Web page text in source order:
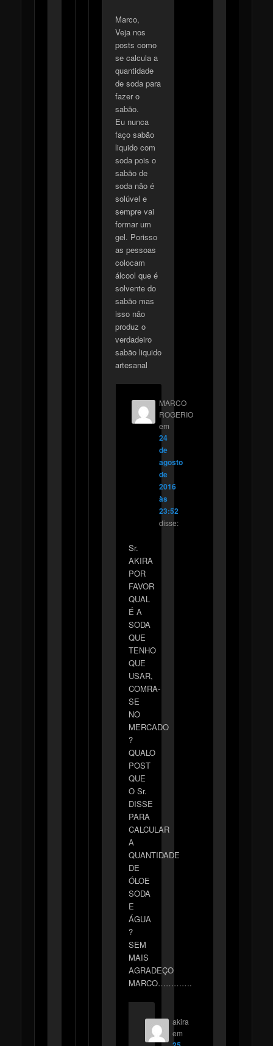
Marco,
Veja nos
posts como
se calcula a
quantidade
de soda para
fazer o
sabão.
Eu nunca
faço sabão
liquido com
soda pois o
sabão de
soda não é
solúvel e
sempre vai
formar um
gel. Porisso
as pessoas
colocam
álcool que é
solvente do
sabão mas
isso não
produz o
verdadeiro
sabão liquido
artesanal
MARCO
ROGERIO
em
24
de
agosto
de
2016
às
23:52
disse:
Sr.
AKIRA
POR
FAVOR
QUAL
É A
SODA
QUE
TENHO
QUE
USAR,
COMRA-
SE
NO
MERCADO
?
QUALO
POST
QUE
O Sr.
DISSE
PARA
CALCULAR
A
QUANTIDADE
DE
ÓLOE
SODA
E
ÁGUA
?
SEM
MAIS
AGRADEÇO
MARCO………….
akira
em